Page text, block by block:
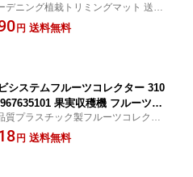
ト ガーデニング ガルデナ GARDEN
料無料】
ニング植栽トリミングマット 送料
円 送料無料
システムフルーツコレクター 310
果実収穫機 フルーツコ
ター フルーツピッカー ガルデナ G
【送料無料】
質プラスチック製フルーツコレクタ
無料
円 送料無料